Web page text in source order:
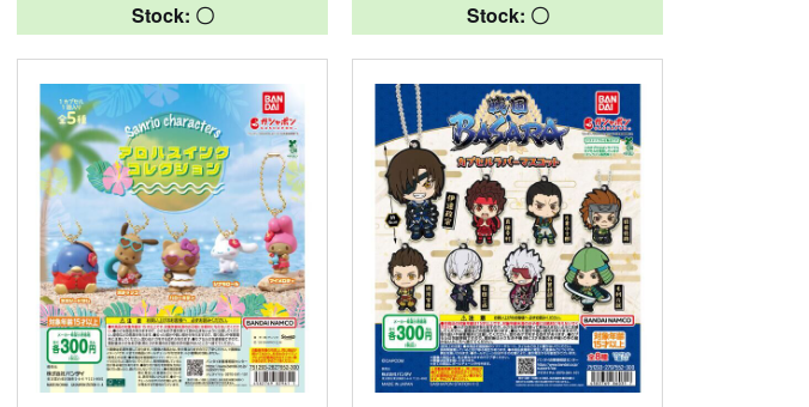
Stock: 〇 Stock: 〇